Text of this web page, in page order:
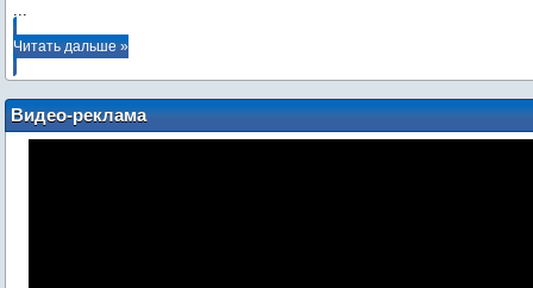
...
Читать дальше »
Видео-реклама